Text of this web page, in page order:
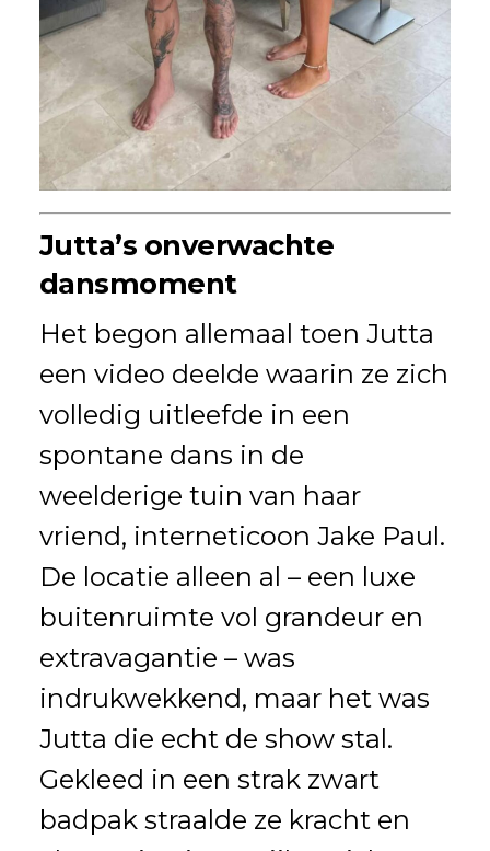
Jutta’s onverwachte
dansmoment
Het begon allemaal toen Jutta
een video deelde waarin ze zich
volledig uitleefde in een
spontane dans in de
weelderige tuin van haar
vriend, interneticoon Jake Paul.
De locatie alleen al – een luxe
buitenruimte vol grandeur en
extravagantie – was
indrukwekkend, maar het was
Jutta die echt de show stal.
Gekleed in een strak zwart
badpak straalde ze kracht en